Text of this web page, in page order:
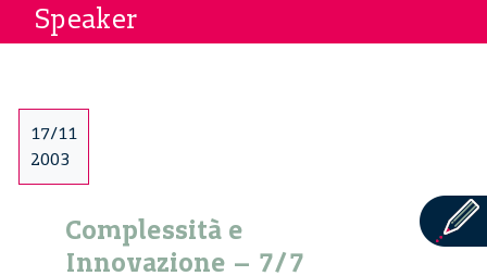
Speaker
17/11
2003
Complessità e
Innovazione – 7/7